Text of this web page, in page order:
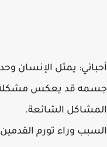
أحبائي: يمثل الإنسان
جسمه قد يعكس مشكلة
المشاكل الشائعة.
السبب وراء تورم